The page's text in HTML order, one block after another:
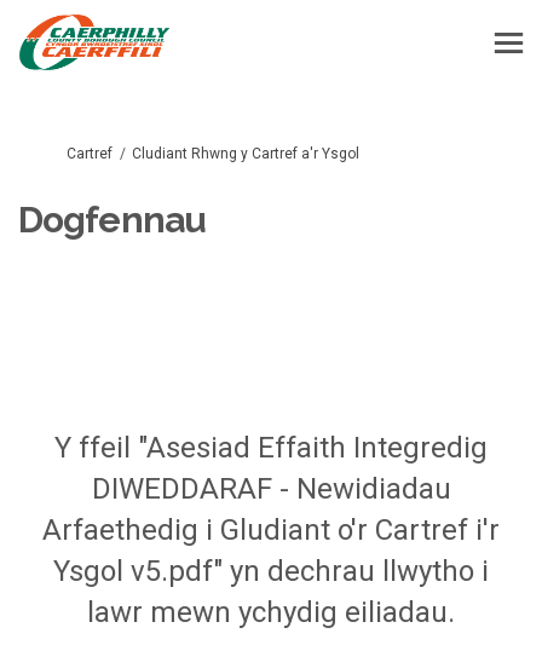
Rydych yma:
Cartref Cludiant Rhwng y Cartref a'r Ysgol
Dogfennau
Y ffeil "Asesiad Effaith Integredig
DIWEDDARAF - Newidiadau
Arfaethedig i Gludiant o'r Cartref i'r
Ysgol v5.pdf" yn dechrau llwytho i
lawr mewn ychydig eiliadau.